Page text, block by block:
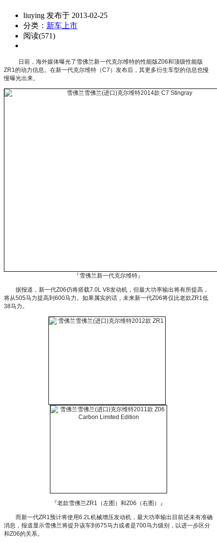
liuying 发布于 2013-02-25
分类： 新车上市
阅读(571)
日前，海外媒体曝光了雪佛兰新一代克尔维特的性能版Z06和顶级性能版
ZR1的动力信息。在新一代克尔维特（C7）发布后，其更多衍生车型的信息也慢
慢曝光出来。
『雪佛兰新一代克尔维特』
据报道，新一代Z06仍将搭载7.0L V8发动机，但最大功率输出将有所提高，
将从505马力提高到600马力。如果属实的话，未来新一代Z06将仅比老款ZR1低
38马力。
『老款雪佛兰ZR1（左图）和Z06（右图）』
而新一代ZR1预计将使用6.2L机械增压发动机，最大功率输出目前还未有准确
消息，报道显示雪佛兰将提升该车到675马力或者是700马力级别，以进一步区分
和Z06的关系。